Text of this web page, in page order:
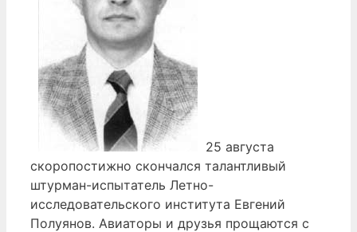
25 августа
скоропостижно скончался талантливый
штурман-испытатель Летно-
исследовательского института Евгений
Полуянов. Авиаторы и друзья прощаются с